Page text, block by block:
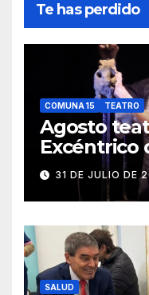
Te has perdido
COMUNA 15 TEATRO
Agosto
Excéntrico
31 DE JULIO DE
SALUD